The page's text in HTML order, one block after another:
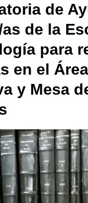
de
de la
para
en el Área
y Mesa